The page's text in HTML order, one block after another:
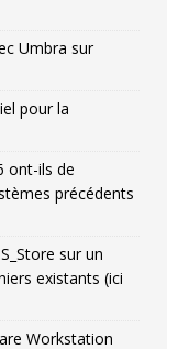
Umbra sur
pour la
ont-ils de
précédents
sur un
existants (ici
Workstation